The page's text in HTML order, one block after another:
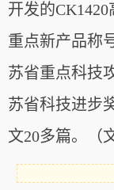
开发的
重点新产品称
苏省重点科技
苏省科技进步
文20多篇。
（